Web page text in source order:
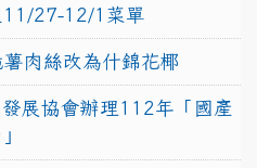
11/27-12/1菜單
肉絲改為什錦花椰
展協會辦理112年「國產